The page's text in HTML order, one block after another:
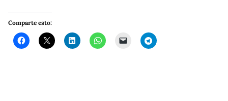
Comparte esto: